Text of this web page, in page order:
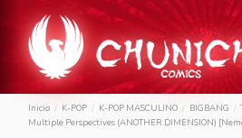
Inicio K-POP K-POP MASCULINO BIGBANG
Multiple Perspectives (ANOTHER DIMENSION)